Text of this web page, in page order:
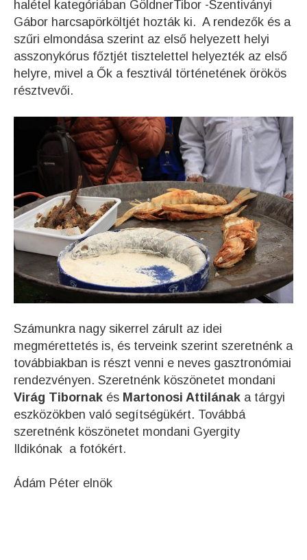
halétel kategóriában GöldnerTibor -Szentiványi
Gábor harcsapörköltjét hozták ki. A rendezők és a
szűri elmondása szerint az első helyezett helyi
asszonykórus főztjét tisztelettel helyezték az első
helyre, mivel a Ők a fesztivál történetének örökös
résztvevői.
Számunkra nagy sikerrel zárult az idei
megmérettetés is, és terveink szerint szeretnénk a
továbbiakban is részt venni e neves gasztronómiai
rendezvényen. Szeretnénk köszönetet mondani
Virág Tibornak és Martonosi Attilának a tárgyi
eszközökben való segítségükért. Továbbá
szeretnénk köszönetet mondani Gyergity
Ildikónak a fotókért.
Ádám Péter elnök